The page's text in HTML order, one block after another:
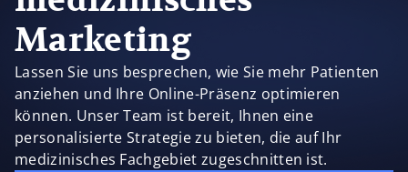
Marketing
Lassen Sie uns besprechen, wie Sie mehr Patienten
anziehen und Ihre Online-Präsenz optimieren
können. Unser Team ist bereit, Ihnen eine
personalisierte Strategie zu bieten, die auf Ihr
medizinisches Fachgebiet zugeschnitten ist.